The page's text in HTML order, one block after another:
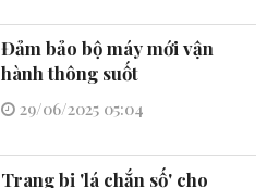
Đảm bảo bộ máy mới vận
hành thông suốt
29/06/2025 05:04
Trang bị 'lá chắn số' cho